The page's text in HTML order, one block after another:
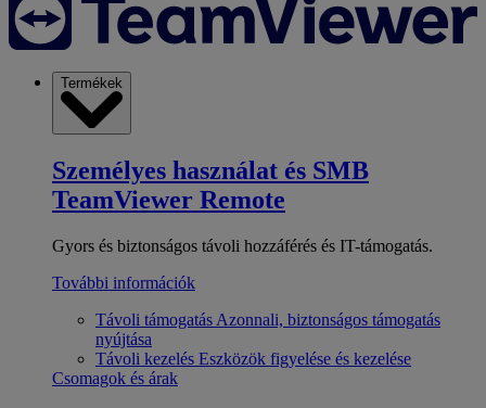
Termékek
Személyes használat és SMB
TeamViewer Remote
Gyors és biztonságos távoli hozzáférés és IT-támogatás.
További információk
Távoli támogatás Azonnali, biztonságos támogatás
nyújtása
Távoli kezelés Eszközök figyelése és kezelése
Csomagok és árak